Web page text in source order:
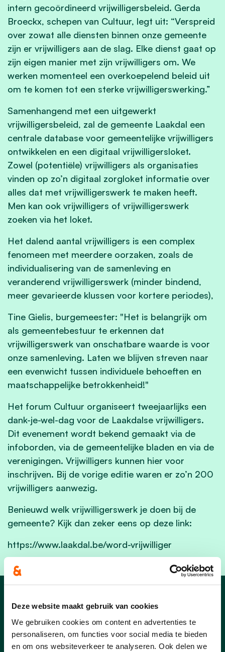
Deze website maakt gebruik van cookies
We gebruiken cookies om content en advertenties te
personaliseren, om functies voor social media te bieden
en om ons websiteverkeer te analyseren. Ook delen we
intern gecoördineerd vrijwilligersbeleid. Gerda
Broeckx, schepen van Cultuur, legt uit: “Verspreid
over zowat alle diensten binnen onze gemeente
zijn er vrijwilligers aan de slag. Elke dienst gaat op
zijn eigen manier met zijn vrijwilligers om. We
werken momenteel een overkoepelend beleid uit
om te komen tot een sterke vrijwilligerswerking.”
Samenhangend met een uitgewerkt
vrijwilligersbeleid, zal de gemeente Laakdal een
centrale database voor gemeentelijke vrijwilligers
ontwikkelen en een digitaal vrijwilligersloket.
Zowel (potentiële) vrijwilligers als organisaties
vinden op zo’n digitaal zorgloket informatie over
alles dat met vrijwilligerswerk te maken heeft.
Men kan ook vrijwilligers of vrijwilligerswerk
zoeken via het loket.
Het dalend aantal vrijwilligers is een complex
fenomeen met meerdere oorzaken, zoals de
individualisering van de samenleving en
veranderend vrijwilligerswerk (minder bindend,
meer gevarieerde klussen voor kortere periodes),
Tine Gielis, burgemeester: "Het is belangrijk om
als gemeentebestuur te erkennen dat
vrijwilligerswerk van onschatbare waarde is voor
onze samenleving. Laten we blijven streven naar
een evenwicht tussen individuele behoeften en
maatschappelijke betrokkenheid!"
Het forum Cultuur organiseert tweejaarlijks een
dank-je-wel-dag voor de Laakdalse vrijwilligers.
Dit evenement wordt bekend gemaakt via de
infoborden, via de gemeentelijke bladen en via de
verenigingen. Vrijwilligers kunnen hier voor
inschrijven. Bij de vorige editie waren er zo’n 200
vrijwilligers aanwezig.
Benieuwd welk vrijwilligerswerk je doen bij de
gemeente? Kijk dan zeker eens op deze link:
https://www.laakdal.be/word-vrijwilliger
Nieuws uit Laakdal